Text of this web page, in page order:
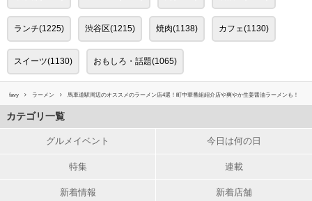
ランチ(1225) 渋谷区(1215) 焼肉(1138) カフェ(1130)
スイーツ(1130) おもしろ・話題(1065)
favy ラーメン 馬車道駅周辺のオススメのラーメン店4選！町中華番組紹介店や爽やか生姜醤油ラーメンも！
カテゴリ一覧
グルメイベント 今日は何の日
特集 連載
新着情報 新着店舗